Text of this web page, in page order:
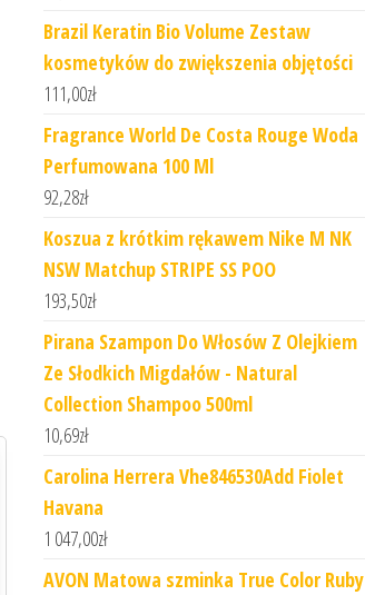
Brazil Keratin Bio Volume Zestaw
kosmetyków do zwiększenia objętości
111,00zł
Fragrance World De Costa Rouge Woda
Perfumowana 100 Ml
92,28zł
Koszua z krótkim rękawem Nike M NK
NSW Matchup STRIPE SS POO
193,50zł
Pirana Szampon Do Włosów Z Olejkiem
Ze Słodkich Migdałów - Natural
Collection Shampoo 500ml
10,69zł
Carolina Herrera Vhe846530Add Fiolet
Havana
1 047,00zł
AVON Matowa szminka True Color Ruby